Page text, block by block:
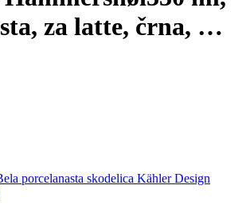
za latte, črna, …
porcelanasta skodelica Kähler Design